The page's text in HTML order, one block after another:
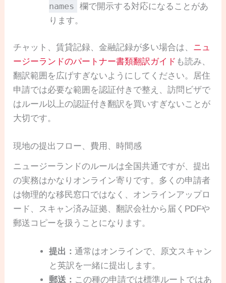
names
欄で開示する対応になることがあ
ります。
チャット、賃貸記録、金融記録が多い場合は、 ニュ
ージーランドのパートナー書類翻訳ガイド も読み、
翻訳範囲を広げすぎないようにしてください。居住
申請では必要な範囲を認証付きで整え、訪問ビザで
はルール以上の認証付き翻訳を買いすぎないことが
大切です。
現地の提出フロー、費用、時間感
ニュージーランドのルールは全国共通ですが、提出
の実務はかなりオンライン寄りです。多くの申請者
は物理的な移民窓口ではなく、オンラインアップロ
ード、スキャン済み証拠、翻訳会社から届くPDFや
郵送コピーを扱うことになります。
提出：通常はオンラインで、原文スキャン
と英訳を一緒に提出します。
郵送： この種の申請では標準ルートではあ